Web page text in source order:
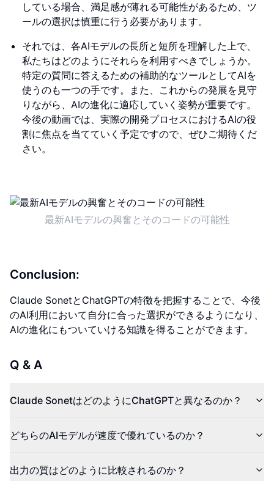
している場合、満足感が薄れる可能性があるため、ツ
ールの選択は慎重に行う必要があります。
それでは、各AIモデルの長所と短所を理解した上で、
私たちはどのようにそれらを利用すべきでしょうか。
特定の質問に答えるための補助的なツールとしてAIを
使うのも一つの手です。また、これからの発展を見守
りながら、AIの進化に適応していく姿勢が重要です。
今後の動画では、実際の開発プロセスにおけるAIの役
割に焦点を当てていく予定ですので、ぜひご期待くだ
さい。
最新AIモデルの興奮とそのコードの可能性
Conclusion:
Claude SonetとChatGPTの特徴を把握することで、今後
のAI利用において自分に合った選択ができるようになり、
AIの進化にもついていける知識を得ることができます。
Q & A
Claude SonetはどのようにChatGPTと異なるのか？
どちらのAIモデルが速度で優れているのか？
出力の質はどのように比較されるのか？